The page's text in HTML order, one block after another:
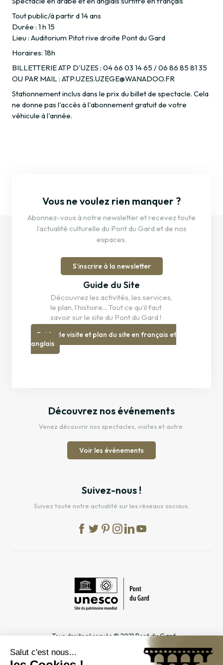
Tout public/à partir d 14 ans
Durée : 1 h 15
Lieu : Auditorium Pitot rive droite Pont du Gard
Horaires: 18h
BILLETTERIE ATP D'UZES : 04 66 03 14 65 / 06 86 85 81 35
OU PAR MAIL : ATP.UZES.UZEGE@WANADOO.FR
Stationnement inclus dans le prix du billet de spectacle. Cela
ne donne pas l'accès à l'abonnement gratuit de votre
véhicule à l'année.
Vous ne voulez rien manquer ?
Abonnez-vous à notre newsletter et recevez toute
l’actualité culturelle du Pont du Gard et de nos
espaces.
S’inscrire à la newsletter
Guide du Site
Découvrez les activités, les services,
le plan, l’histoire... Tout ce qu’il faut
savoir sur le site du Pont du Gard !
Guide de visite et plan du site en français et
anglais
Découvrez nos événements
Venez découvrir nos spectacles, visites et autre.
Voir les événements
Suivez-nous !
Suivez toute notre actualité sur les réseaux sociaux.
Tous droits réservés © 2021 Pont du Gard
Confidentialité